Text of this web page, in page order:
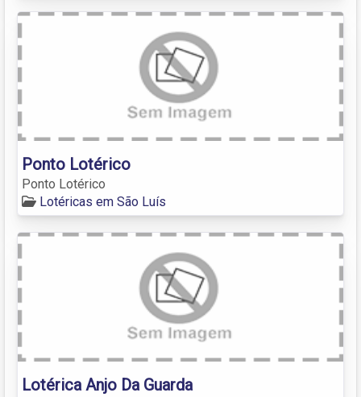
Ponto Lotérico
Ponto Lotérico
Lotéricas em São Luís
Lotérica Anjo Da Guarda